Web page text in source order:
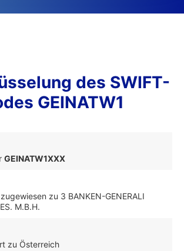
des SWIFT-
GEINATW1
GEINATW1XXX
zu 3 BANKEN-GENERALI
M.B.H.
zu Österreich